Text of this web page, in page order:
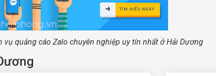
vụ quảng cáo Zalo chuyên nghiệp uy tín nhất ở Hải Dương